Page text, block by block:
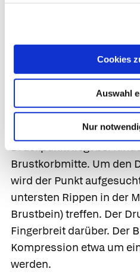
Cookies
Auswahl
Nur
zugedrückt). Säuglinge
zur Beatmung auf den
pro Atemzug eingeblasen.
Herzdruckmassage.
Herzdruckmassage
Kleinkindern an die
Verhältnisse angepasst
Druckpunkt liegt bei
Brustkorbmitte. Um den
wird der Punkt
untersten Rippen in der
Brustbein) treffen. Der
Fingerbreit darüber. Der
Kompression etwa um
werden.